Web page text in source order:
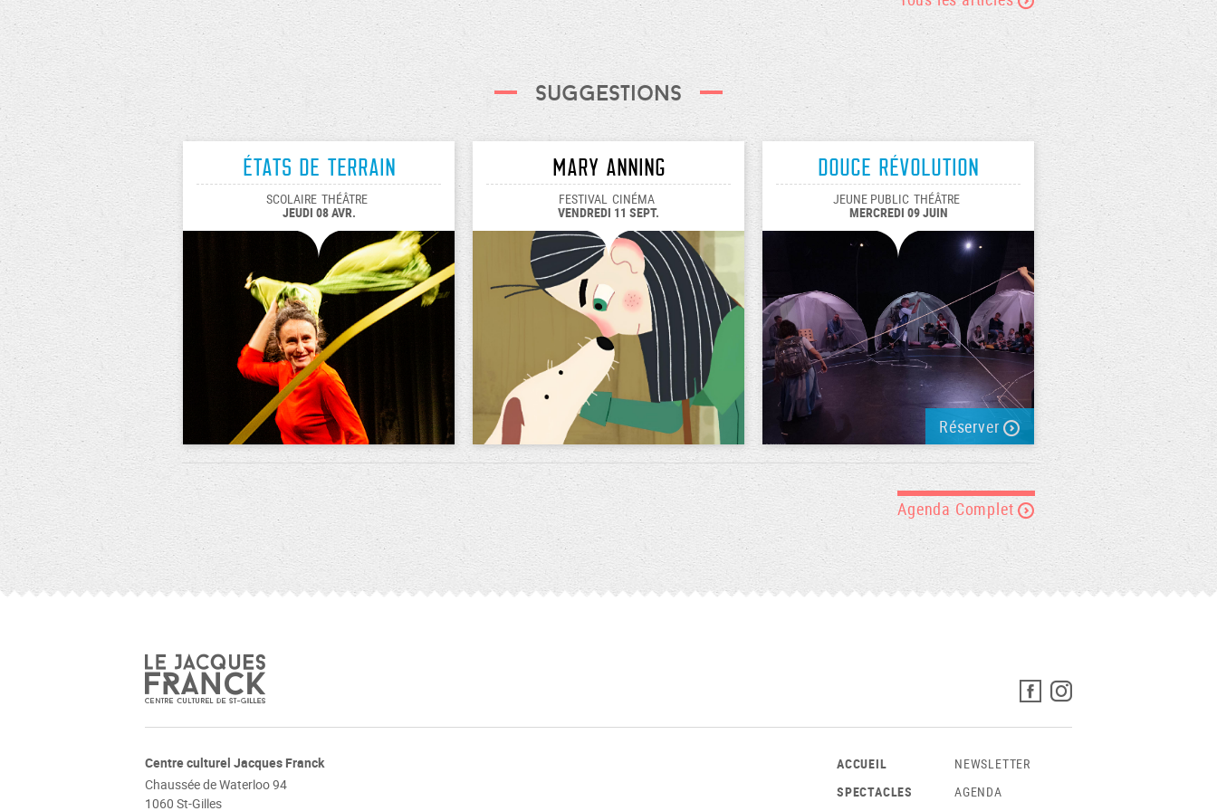
Suggestions
États de terrain
SCOLAIRE THÉÂTRE
JEUDI 08 AVR.
Mary Anning
FESTIVAL CINÉMA
VENDREDI 11 SEPT.
Douce révolution
JEUNE PUBLIC THÉÂTRE
MERCREDI 09 JUIN
Réserver
Agenda Complet
Centre culturel Jacques Franck
Chaussée de Waterloo 94
1060 St-Gilles
ACCUEIL
SPECTACLES
NEWSLETTER
AGENDA